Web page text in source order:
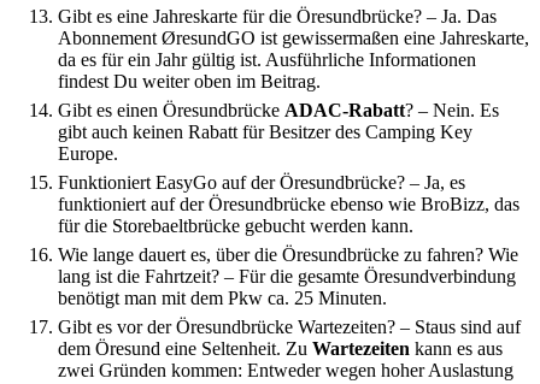
Gibt es eine Jahreskarte für die Öresundbrücke? – Ja. Das
Abonnement ØresundGO ist gewissermaßen eine Jahreskarte,
da es für ein Jahr gültig ist. Ausführliche Informationen
findest Du weiter oben im Beitrag.
Gibt es einen Öresundbrücke ADAC-Rabatt? – Nein. Es
gibt auch keinen Rabatt für Besitzer des Camping Key
Europe.
Funktioniert EasyGo auf der Öresundbrücke? – Ja, es
funktioniert auf der Öresundbrücke ebenso wie BroBizz, das
für die Storebaeltbrücke gebucht werden kann.
Wie lange dauert es, über die Öresundbrücke zu fahren? Wie
lang ist die Fahrtzeit? – Für die gesamte Öresundverbindung
benötigt man mit dem Pkw ca. 25 Minuten.
Gibt es vor der Öresundbrücke Wartezeiten? – Staus sind auf
dem Öresund eine Seltenheit. Zu Wartezeiten kann es aus
zwei Gründen kommen: Entweder wegen hoher Auslastung